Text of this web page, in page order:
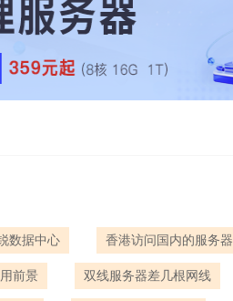
数据中心 香港访问国内的服务器
前景 双线服务器差几根网线